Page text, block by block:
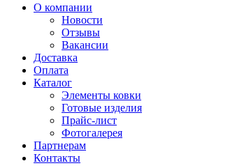
О компании
Новости
Отзывы
Вакансии
Доставка
Оплата
Каталог
Элементы ковки
Готовые изделия
Прайс-лист
Фотогалерея
Партнерам
Контакты